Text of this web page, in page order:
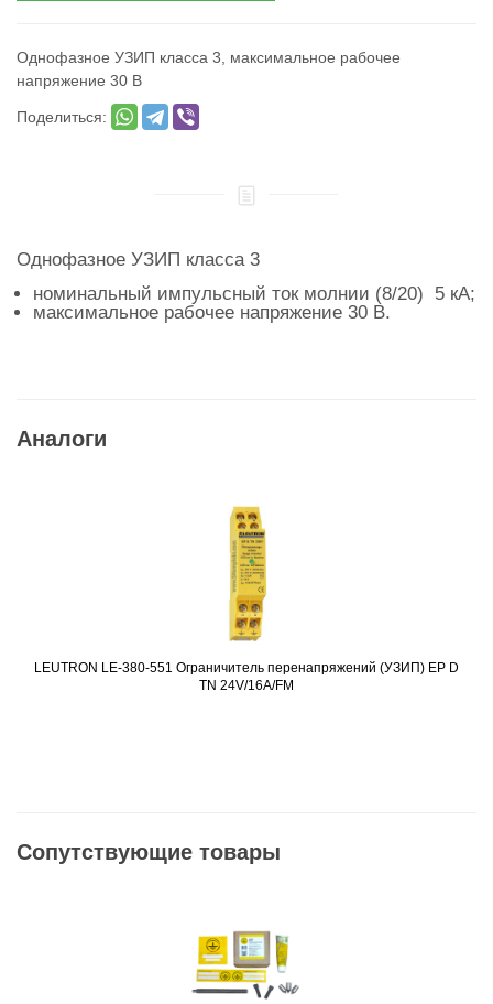
Однофазное УЗИП класса 3, максимальное рабочее
напряжение 30 В
Поделиться:
Однофазное УЗИП класса 3
номинальный импульсный ток молнии (8/20) 5 кА;
максимальное рабочее напряжение 30 В.
Аналоги
Подробнее
LEUTRON LE-380-551 Ограничитель перенапряжений (УЗИП) EP D
TN 24V/16A/FM
Сопутствующие товары